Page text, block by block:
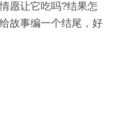
愿让它吃吗?结果怎
故事编一个结尾，好